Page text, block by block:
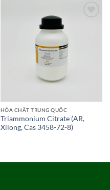
HÓA CHẤT TRUNG QUỐC
Triammonium Citrate (AR,
Xilong, Cas 3458-72-8)